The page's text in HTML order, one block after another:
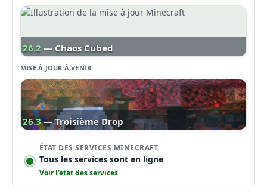
26.2 — Chaos Cubed
MISE À JOUR À VENIR
26.3 — Troisième Drop
ÉTAT DES SERVICES MINECRAFT
Tous les services sont en ligne
Voir l’état des services